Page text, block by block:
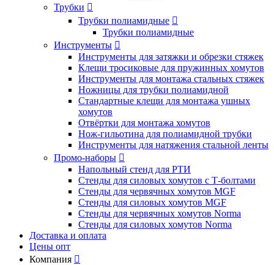
Трубки 
Трубки полиамидные 
Трубки полиамидные
Инструменты 
Инструменты для затяжки и обрезки стяжек
Клещи тросиковые для пружинных хомутов
Инструменты для монтажа стальных стяжек
Ножницы для трубки полиамидной
Стандартные клещи для монтажа ушных
хомутов
Отвёртки для монтажа хомутов
Нож-гильотина для полиамидной трубки
Инструменты для натяжения стальной ленты
Промо-наборы 
Напольный стенд для РТИ
Стенды для силовых хомутов с Т-болтами
Стенды для червячных хомутов MGF
Стенды для силовых хомутов MGF
Стенды для червячных хомутов Norma
Стенды для силовых хомутов Norma
Доставка и оплата
Цены опт
Компания 